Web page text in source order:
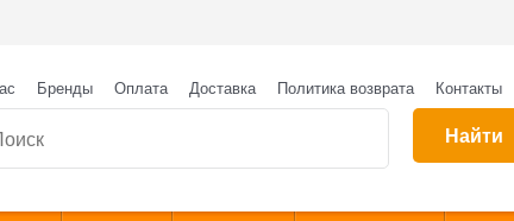
Бренды Оплата Доставка Политика возврата Контакты
Найти